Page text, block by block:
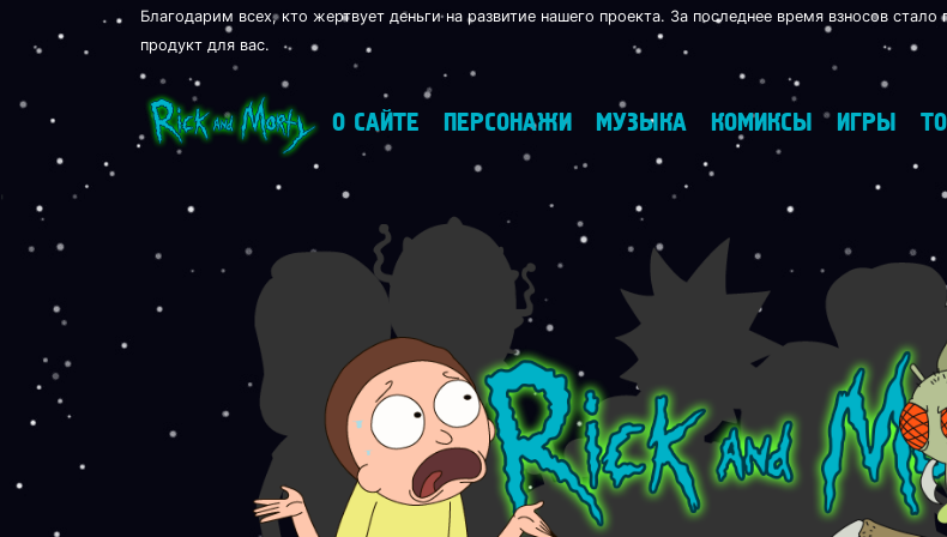
Благодарим всех, кто жертвует деньги на развитие нашего проекта. За последнее время взносов
продукт для вас.
О САЙТЕ ПЕРСОНАЖИ МУЗЫКА КОМИКСЫ ИГРЫ
'